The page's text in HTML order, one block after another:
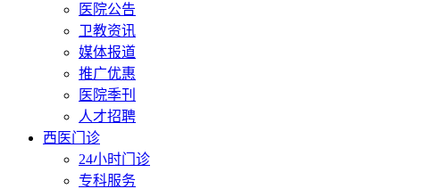
医院公告
卫教资讯
媒体报道
推广优惠
医院季刊
人才招聘
西医门诊
24小时门诊
专科服务